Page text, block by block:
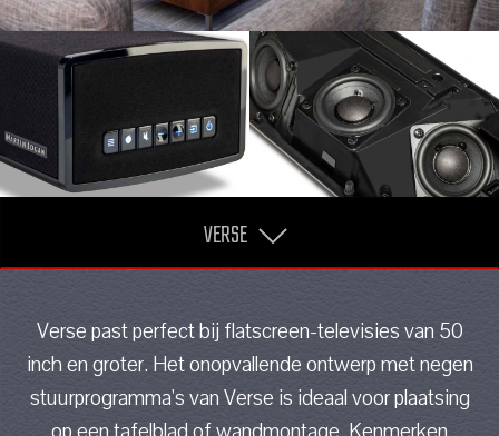
VERSE
Verse past perfect bij flatscreen-televisies van 50
inch en groter. Het onopvallende ontwerp met negen
stuurprogramma's van Verse is ideaal voor plaatsing